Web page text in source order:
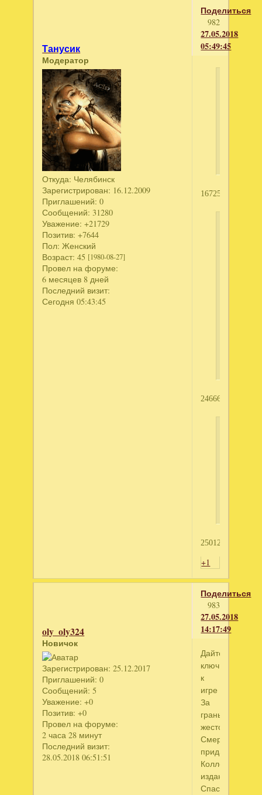
Поделиться
982
27.05.2018
05:49:45
Танусик
Модератор
Откуда: Челябинск
Зарегистрирован: 16.12.2009
Приглашений: 0
Сообщений: 31280
Уважение: +21729
Позитив: +7644
Пол: Женский
Возраст: 45 [1980-08-27]
Провел на форуме:
6 месяцев 8 дней
Последний визит:
Сегодня 05:43:45
1672542778
2466697934
250127223
+1
Поделиться
983
27.05.2018
14:17:49
oly_oly324
Новичок
Зарегистрирован: 25.12.2017
Приглашений: 0
Сообщений: 5
Уважение: +0
Позитив: +0
Провел на форуме:
2 часа 28 минут
Последний визит:
28.05.2018 06:51:51
Дайте
ключ
к
игре
За
гранью
жестокости.
Смертельное
приданное.
Коллекционное
издание.
Спасибо